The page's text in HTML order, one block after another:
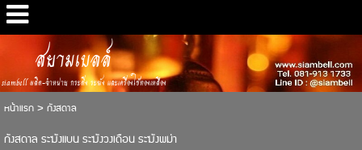
สยามเบลล์
siambell ผลิต-จำหน่าย กระดิ่ง ระฆัง และเครื่องใช้ทองเหลือง
หน้าแรก> กังสดาล
กังสดาล ระฆังแบน ระฆังวงเดือน ระฆังพม่า